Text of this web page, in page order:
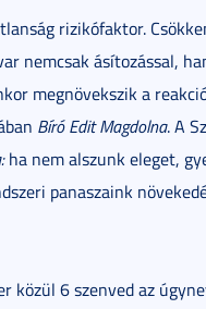
rizikófaktor.
nemcsak ásítozással,
megnövekszik a
Bíró Edit Magdolna. A
ha nem alszunk eleget,
panaszaink
közül 6 szenved az